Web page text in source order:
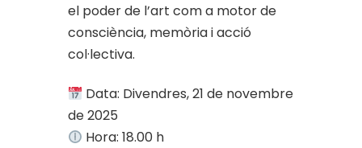
el poder de l’art com a motor de
consciència, memòria i acció
col·lectiva.
Data: Divendres, 21 de novembre
de 2025
Hora: 18.00 h